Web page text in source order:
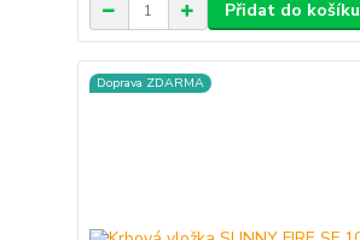
Přidat do košíku
Doprava ZDARMA